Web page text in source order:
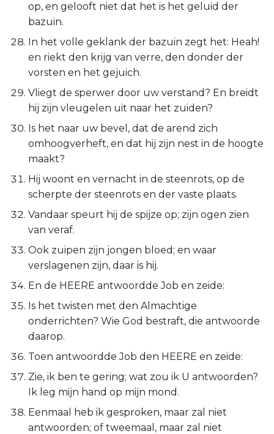
op, en gelooft niet dat het is het geluid der
bazuin.
In het volle geklank der bazuin zegt het: Heah!
en riekt den krijg van verre, den donder der
vorsten en het gejuich.
Vliegt de sperwer door uw verstand? En breidt
hij zijn vleugelen uit naar het zuiden?
Is het naar uw bevel, dat de arend zich
omhoogverheft, en dat hij zijn nest in de hoogte
maakt?
Hij woont en vernacht in de steenrots, op de
scherpte der steenrots en der vaste plaats.
Vandaar speurt hij de spijze op; zijn ogen zien
van veraf.
Ook zuipen zijn jongen bloed; en waar
verslagenen zijn, daar is hij.
En de HEERE antwoordde Job en zeide:
Is het twisten met den Almachtige
onderrichten? Wie God bestraft, die antwoorde
daarop.
Toen antwoordde Job den HEERE en zeide:
Zie, ik ben te gering; wat zou ik U antwoorden?
Ik leg mijn hand op mijn mond.
Eenmaal heb ik gesproken, maar zal niet
antwoorden; of tweemaal, maar zal niet